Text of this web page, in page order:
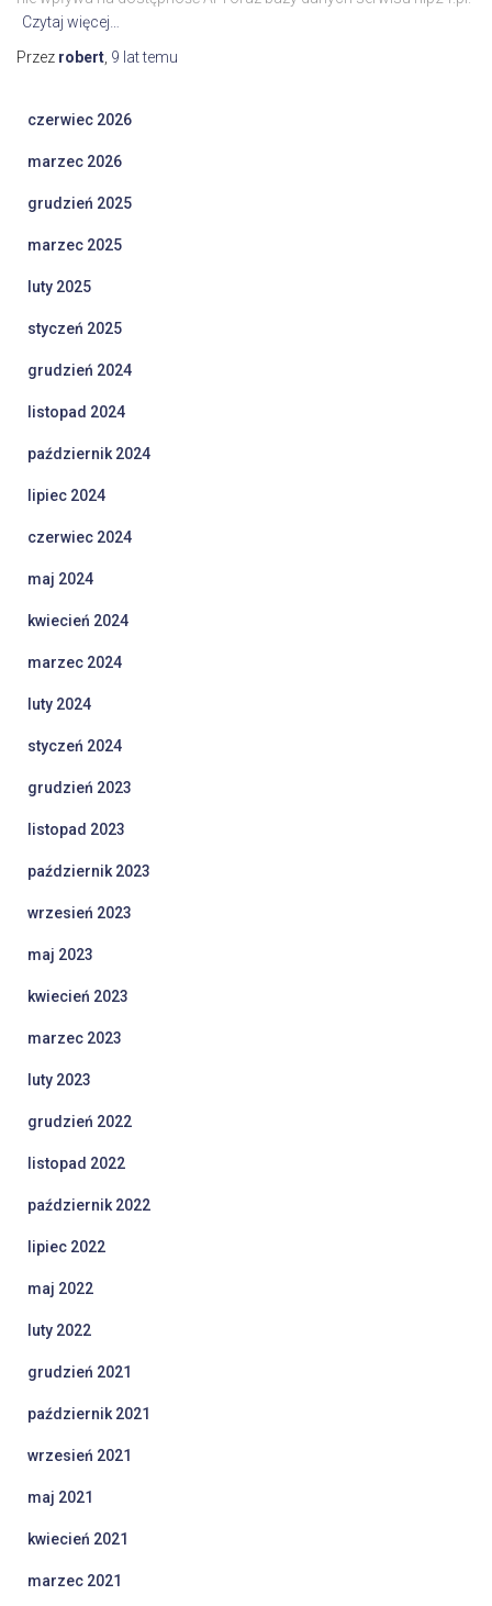
Czytaj więcej…
Przez robert 9 lattemu
czerwiec 2026
marzec 2026
grudzień 2025
marzec 2025
luty 2025
styczeń 2025
grudzień 2024
listopad 2024
październik 2024
lipiec 2024
czerwiec 2024
maj 2024
kwiecień 2024
marzec 2024
luty 2024
styczeń 2024
grudzień 2023
listopad 2023
październik 2023
wrzesień 2023
maj 2023
kwiecień 2023
marzec 2023
luty 2023
grudzień 2022
listopad 2022
październik 2022
lipiec 2022
maj 2022
luty 2022
grudzień 2021
październik 2021
wrzesień 2021
maj 2021
kwiecień 2021
marzec 2021